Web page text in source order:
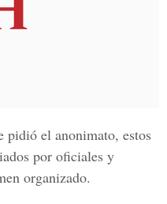
pidió el anonimato, estos
por oficiales y
organizado.